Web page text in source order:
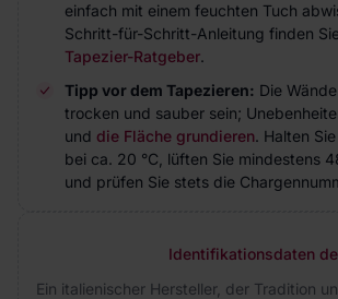
einfach mit einem feuchten Tuch
Schritt-für-Schritt-Anleitung finden
Tapezier-Ratgeber.
Tipp vor dem Tapezieren: Die
trocken und sauber sein;
und die Fläche grundieren. Halten
bei ca. 20 °C, lüften Sie mindestens
und prüfen Sie stets die
Identifikationsdaten
Ein italienischer Hersteller, der Tradition